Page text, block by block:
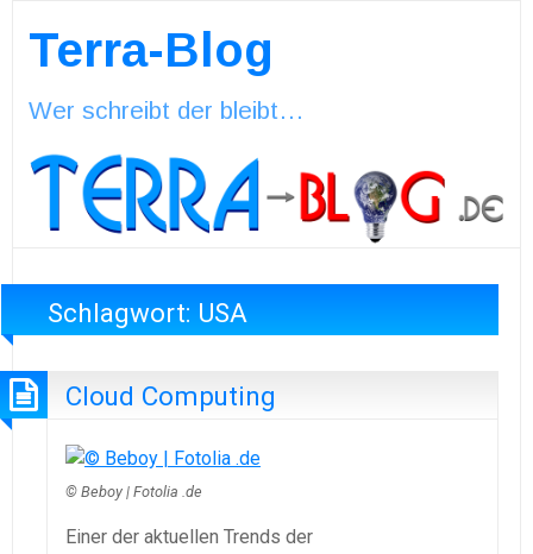
Terra-Blog
Wer schreibt der bleibt…
Schlagwort: USA
Cloud Computing
© Beboy | Fotolia .de
Einer der aktuellen Trends der